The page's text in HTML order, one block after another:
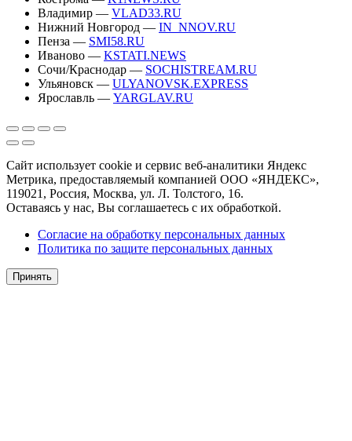
Владимир — VLAD33.RU
Нижний Новгород — IN_NNOV.RU
Пенза — SMI58.RU
Иваново — KSTATI.NEWS
Сочи/Краснодар — SOCHISTREAM.RU
Ульяновск — ULYANOVSK.EXPRESS
Ярославль — YARGLAV.RU
Сайт использует cookie и сервис веб-аналитики Яндекс
Метрика, предоставляемый компанией ООО «ЯНДЕКС»,
119021, Россия, Москва, ул. Л. Толстого, 16.
Оставаясь у нас, Вы соглашаетесь с их обработкой.
Согласие на обработку персональных данных
Политика по защите персональных данных
Принять